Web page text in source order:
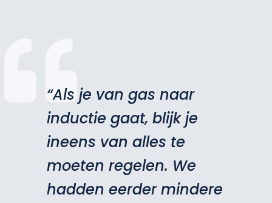
“Als je van gas naar
inductie gaat, blijk je
ineens van alles te
moeten regelen. We
hadden eerder mindere